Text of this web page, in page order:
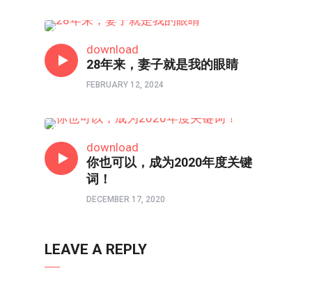
download
28年来，妻子就是我的眼睛
FEBRUARY 12, 2024
download
你也可以，成为2020年度关键
词！
DECEMBER 17, 2020
LEAVE A REPLY